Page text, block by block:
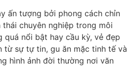
ấn tượng bởi phong cách chỉn
chuyên nghiệp trong môi
quá nổi bật hay cầu kỳ, vẻ đẹp
từ sự tự tin, gu ăn mặc tinh tế và
hình ảnh đời thường nơi văn